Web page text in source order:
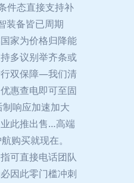
件态直接支持补
装备皆已周期
家为价格归降能
多议别举齐条或
行双保障—我们清
惠查电即可至固
响应加速加大
此推出售…高端
购买就现在。
可直接电话团队
因此零门槛冲刺